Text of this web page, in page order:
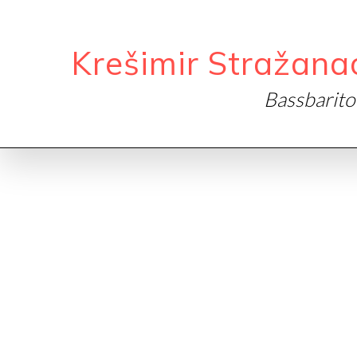
Krešimir